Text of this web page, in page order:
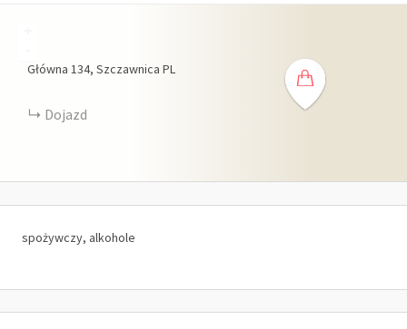
Główna 134 Szczawnica PL
Dojazd
spożywczy, alkohole